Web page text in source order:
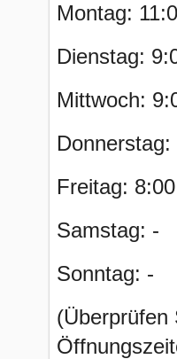
Montag:
Dienstag:
Mittwoch:
Freitag:
Samstag: -
Sonntag: -
(Überprüfen